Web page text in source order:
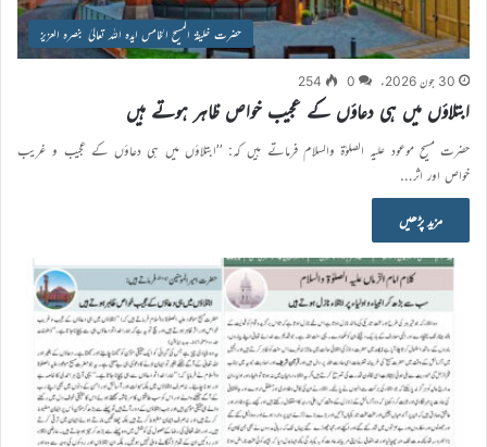
حضرت خلیفۃ المسیح الخامس ایدہ اللہ تعالیٰ بنصرہ العزیز
30 جون 2026ء 0
254
ابتلاؤں میں ہی دعاؤں کے عجیب خواص ظاہر ہوتے ہیں
حضرت مسیح موعود علیہ الصلوٰۃ والسلام فرماتے ہیں کہ: ’’ابتلاؤں میں ہی دعاؤں کے عجیب و غریب
خواص اور اثر…
مزید پڑھیں